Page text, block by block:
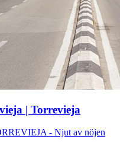
| Torrevieja
- Njut av nöjen